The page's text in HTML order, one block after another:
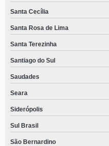
Santa Cecília
Santa Rosa de Lima
Santa Terezinha
Santiago do Sul
Saudades
Seara
Siderópolis
Sul Brasil
São Bernardino